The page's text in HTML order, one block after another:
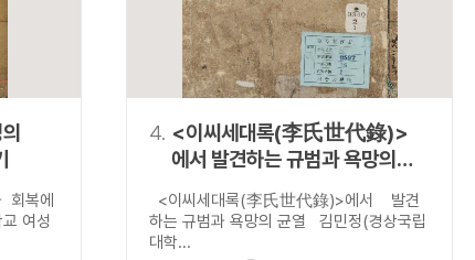
회복에
여성
4. <이씨세대록(李氏世代錄)>
에서 발견하는 규범과 욕망의
<이씨세대록(李氏世代錄)>에서 발견
하는 규범과 욕망의 균열 김민정(경상국립
대학...